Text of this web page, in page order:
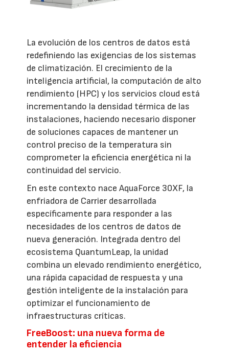
La evolución de los centros de datos está
redefiniendo las exigencias de los sistemas
de climatización. El crecimiento de la
inteligencia artificial, la computación de alto
rendimiento (HPC) y los servicios cloud está
incrementando la densidad térmica de las
instalaciones, haciendo necesario disponer
de soluciones capaces de mantener un
control preciso de la temperatura sin
comprometer la eficiencia energética ni la
continuidad del servicio.
En este contexto nace AquaForce 30XF, la
enfriadora de Carrier desarrollada
específicamente para responder a las
necesidades de los centros de datos de
nueva generación. Integrada dentro del
ecosistema QuantumLeap, la unidad
combina un elevado rendimiento energético,
una rápida capacidad de respuesta y una
gestión inteligente de la instalación para
optimizar el funcionamiento de
infraestructuras críticas.
FreeBoost: una nueva forma de
entender la eficiencia